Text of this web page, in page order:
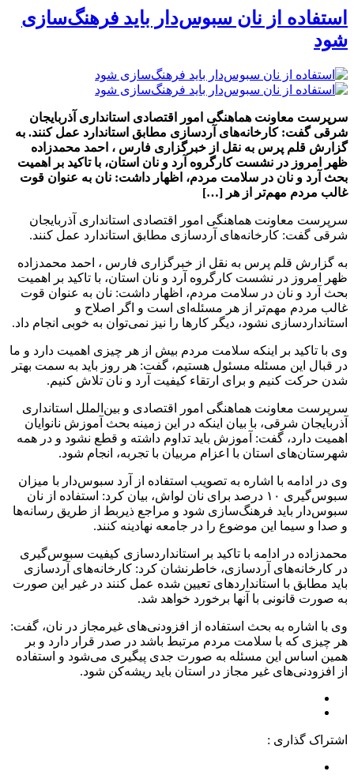
استفاده از نان سبوس‌دار باید فرهنگ‌سازی
شود
سرپرست معاونت هماهنگی امور اقتصادی استانداری آذربایجان‌
شرقی گفت: کارخانه‌های آردسازی مطابق استاندارد عمل کنند. به
گزارش قلم پرس به نقل از خبرگزاری فارس ، احمد محمدزاده
ظهر امروز در نشست کارگروه آرد و نان استان، با تاکید بر اهمیت
بحث آرد و نان در سلامت مردم، اظهار داشت: نان به عنوان قوت
غالب مردم مهم‌تر از هر […]
سرپرست معاونت هماهنگی امور اقتصادی استانداری آذربایجان‌
شرقی گفت: کارخانه‌های آردسازی مطابق استاندارد عمل کنند.
به گزارش قلم پرس به نقل از خبرگزاری فارس ، احمد محمدزاده
ظهر امروز در نشست کارگروه آرد و نان استان، با تاکید بر اهمیت
بحث آرد و نان در سلامت مردم، اظهار داشت: نان به عنوان قوت
غالب مردم مهم‌تر از هر مسئله‌ای است و اگر اصلاح و
استانداردسازی نشود، دیگر کارها را نیز نمی‌توان به خوبی انجام داد.
وی با تاکید بر اینکه سلامت مردم بیش از هر چیزی اهمیت دارد و ما
در قبال این مسئله مسئول هستیم، گفت: هر روز باید به سمت بهتر
شدن حرکت کنیم و برای ارتقاء کیفیت آرد و نان تلاش کنیم.
سرپرست معاونت هماهنگی امور اقتصادی و بین‌الملل استانداری
آذربایجان‌ شرقی، با بیان اینکه در این زمینه بحث آموزش نانوایان
اهمیت دارد، گفت: آموزش باید تداوم داشته و قطع نشود و در همه
شهرستان‌های استان با اعزام مربیان با تجربه، انجام شود.
وی در ادامه با اشاره به تصویب استفاده از آرد سبوس‌دار با میزان
سبوس‌گیری ۱۰ درصد برای نان لواش، بیان کرد: استفاده از نان
سبوس‌دار باید فرهنگ‌سازی شود و مراجع ذیربط از طریق رسانه‌ها
و صدا و سیما این موضوع را در جامعه نهادینه کنند.
محمدزاده در ادامه با تاکید بر استانداردسازی کیفیت سبوس‌گیری
در کارخانه‌های آردسازی، خاطرنشان کرد: کارخانه‌های آردسازی
باید مطابق با استانداردهای تعیین شده عمل کنند در غیر این صورت
به صورت قانونی با آنها برخورد خواهد شد.
وی با اشاره به بحث استفاده از افزودنی‌های غیرمجاز در نان، گفت:
هر چیزی که با سلامت مردم مرتبط باشد در صدر قرار دارد و بر
همین اساس این مسئله به صورت جدی پیگیری می‌شود و استفاده
از افزودنی‌های غیر مجاز در استان باید ریشه‌کن شود.
اشتراک گذاری :